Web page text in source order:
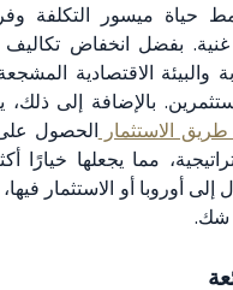
نمط حياة ميسور التكلفة
غنية. بفضل انخفاض
والبيئة الاقتصادية
بالإضافة إلى ذلك،
الاستثمار الحصول
مما يجعلها خيارًا
إلى أوروبا أو الاستثمار
شك.